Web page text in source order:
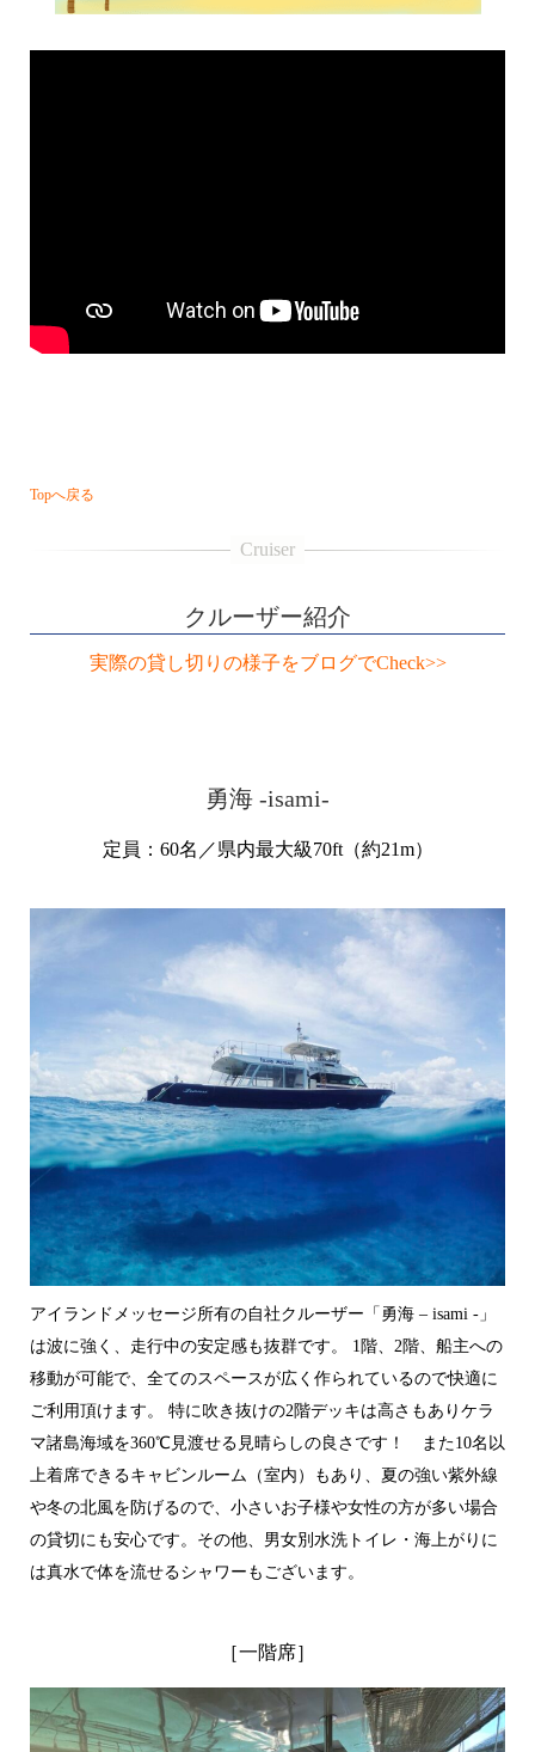
Topへ戻る
クルーザー紹介
実際の貸し切りの様子をブログでCheck>>
勇海 -isami-
定員：60名／県内最大級70ft（約21m）
アイランドメッセージ所有の自社クルーザー「勇海 – isami -」
は波に強く、走行中の安定感も抜群です。 1階、2階、船主への
移動が可能で、 全てのスペースが広く作られているので快適に
ご利用頂けます。 特に吹き抜けの2階デッキは高さもありケラ
マ諸島海域を360℃見渡せる見晴らしの良さです！ また10名以
上着席できるキ ャビンルーム（室内）もあり、 夏の強い紫外線
や冬の北風を防げるので、小さいお子様や女性の方が多い場合
の貸切にも安心です。その他、男女別水洗トイレ・海上がりに
は真水で体を流せるシャワーもございます。
［一階席］